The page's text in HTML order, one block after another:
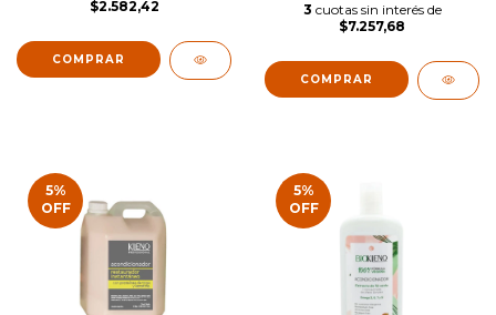
$2.582,42 3 cuotas sin interés de
$7.257,68
5%
OFF
5%
OFF